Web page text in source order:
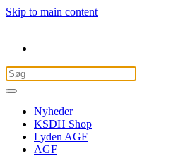
Skip to main content
Nyheder
KSDH Shop
Lyden AGF
AGF